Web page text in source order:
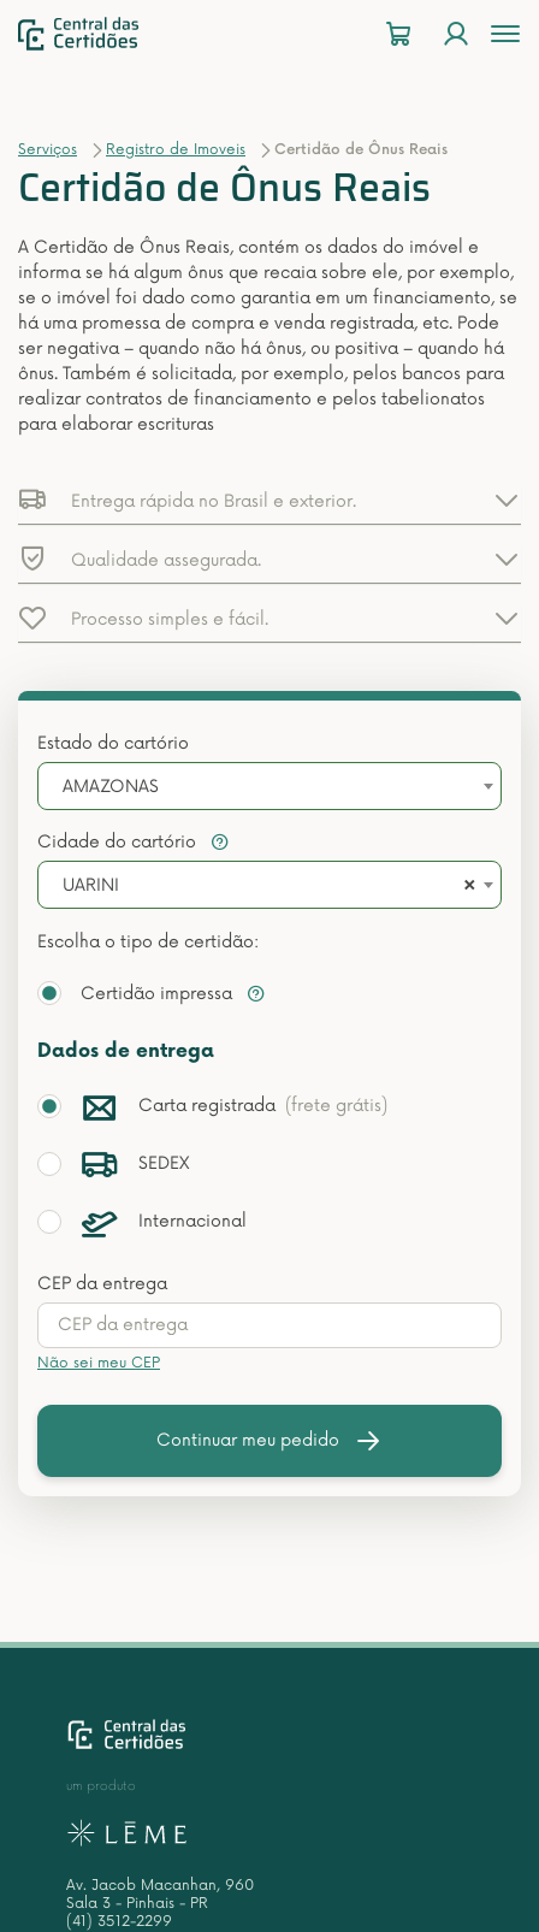
Serviços Registro de Imoveis Certidão de Ônus Reais
Certidão de Ônus Reais
A Certidão de Ônus Reais, contém os dados do imóvel e
informa se há algum ônus que recaia sobre ele, por exemplo,
se o imóvel foi dado como garantia em um financiamento, se
há uma promessa de compra e venda registrada, etc. Pode
ser negativa – quando não há ônus, ou positiva – quando há
ônus. Também é solicitada, por exemplo, pelos bancos para
realizar contratos de financiamento e pelos tabelionatos
para elaborar escrituras
Entrega rápida no Brasil e exterior.
Qualidade assegurada.
Processo simples e fácil.
Estado do cartório
AMAZONAS
Cidade do cartório
×
UARINI
Escolha o tipo de certidão:
Certidão impressa
Dados de entrega
Carta registrada (frete grátis)
SEDEX
Internacional
CEP da entrega
Não sei meu CEP
Continuar meu pedido
um produto
Av. Jacob Macanhan, 960
Sala 3 - Pinhais - PR
(41) 3512-2299